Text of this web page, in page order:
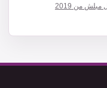
من 2019